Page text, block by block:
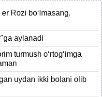
Rozi bo‘lmasang,
aylanadi
turmush o‘rtog‘imga
uydan​ ikki bolani olib